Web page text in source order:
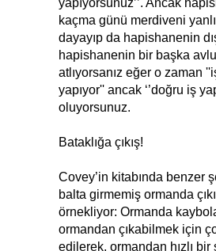
kaçma günü merdiveni
dayayıp da hapishanenin
hapishanenin bir başka
atlıyorsanız eğer o zaman
yapıyor'' ancak ‘’doğru iş
oluyorsunuz.
Bataklığa çıkış!
Covey’in kitabında benzer
balta girmemiş ormanda
örnekliyor: Ormanda
ormandan çıkabilmek için
edilerek, ormandan hızlı